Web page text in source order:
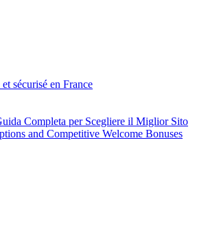
sécurisé en France
Completa per Scegliere il Miglior Sito
and Competitive Welcome Bonuses